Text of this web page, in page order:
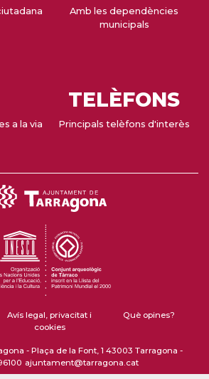
Amb les dependències
municipals
a la via
TELÈFONS
Principals telèfons d'interès
Avís legal, privacitat i
cookies
Què opines?
- Plaça de la Font, 1 43003 Tarragona -
ajuntament@tarragona.cat